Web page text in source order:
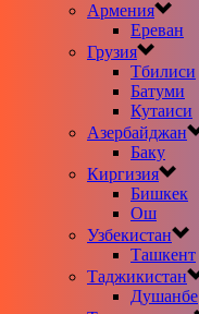
Армения
Ереван
Грузия
Тбилиси
Батуми
Кутаиси
Азербайджан
Баку
Киргизия
Бишкек
Ош
Узбекистан
Ташкент
Таджикистан
Душанбе